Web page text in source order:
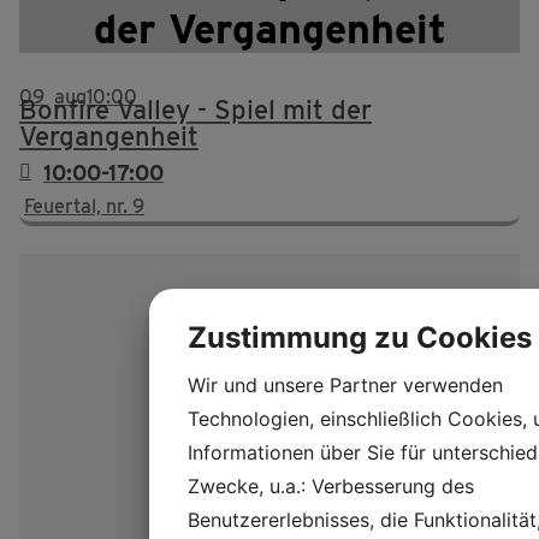
der Vergangenheit
09 aug10:00
Bonfire Valley - Spiel mit der
Vergangenheit
10:00-17:00
Feuertal, nr. 9
Zustimmung zu Cookies
Wir und unsere Partner verwenden
Technologien, einschließlich Cookies,
Informationen über Sie für
Zwecke, u.a.: Verbesserung des
Benutzererlebnisses, die